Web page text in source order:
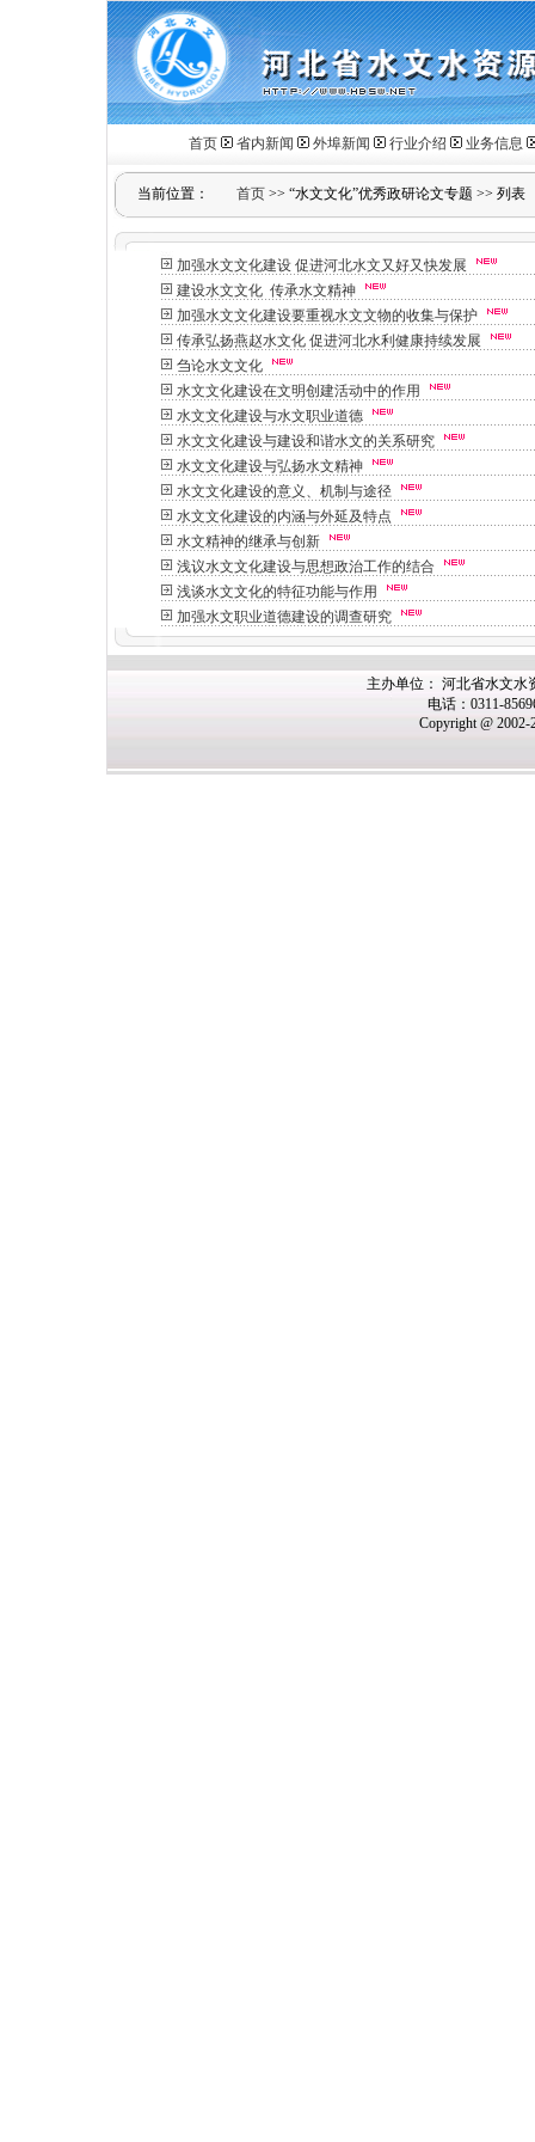
首页 省内新闻 外埠新闻 行业介绍 业务信息
当前位置： 首页 >> “水文文化”优秀政研论文专题 >> 列表
加强水文文化建设 促进河北水文又好又快发展
建设水文文化 传承水文精神
加强水文文化建设要重视水文文物的收集与保护
传承弘扬燕赵水文化 促进河北水利健康持续发展
刍论水文文化
水文文化建设在文明创建活动中的作用
水文文化建设与水文职业道德
水文文化建设与建设和谐水文的关系研究
水文文化建设与弘扬水文精神
水文文化建设的意义、机制与途径
水文文化建设的内涵与外延及特点
水文精神的继承与创新
浅议水文文化建设与思想政治工作的结合
浅谈水文文化的特征功能与作用
加强水文职业道德建设的调查研究
主办单位： 河北省水文水
电话：0311-
Copyright @ 2002-